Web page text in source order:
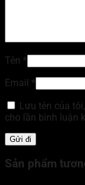
Tên *
Email *
Lưu tên của
cho lần bình luận
Sản phẩm